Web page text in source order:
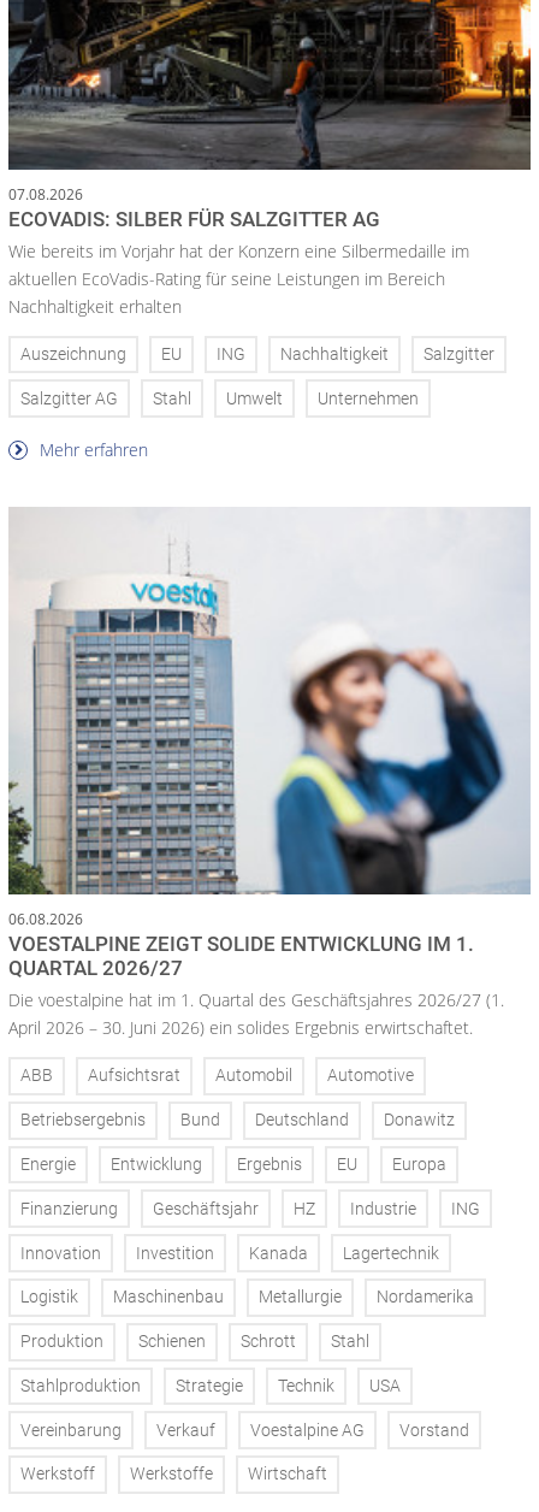
07.08.2026
ECOVADIS: SILBER FÜR SALZGITTER AG
Wie bereits im Vorjahr hat der Konzern eine Silbermedaille im
aktuellen EcoVadis-Rating für seine Leistungen im Bereich
Nachhaltigkeit erhalten
Auszeichnung EU ING Nachhaltigkeit Salzgitter
Salzgitter AG Stahl Umwelt Unternehmen
Mehr erfahren
06.08.2026
VOESTALPINE ZEIGT SOLIDE ENTWICKLUNG IM 1.
QUARTAL 2026/27
Die voestalpine hat im 1. Quartal des Geschäftsjahres 2026/27 (1.
April 2026 – 30. Juni 2026) ein solides Ergebnis erwirtschaftet.
ABB Aufsichtsrat Automobil Automotive
Betriebsergebnis Bund Deutschland Donawitz
Energie Entwicklung Ergebnis EU Europa
Finanzierung Geschäftsjahr HZ Industrie ING
Innovation Investition Kanada Lagertechnik
Logistik Maschinenbau Metallurgie Nordamerika
Produktion Schienen Schrott Stahl
Stahlproduktion Strategie Technik USA
Vereinbarung Verkauf Voestalpine AG Vorstand
Werkstoff Werkstoffe Wirtschaft